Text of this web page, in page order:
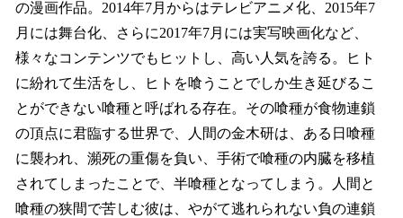
の漫画作品。2014年7月からはテレビアニメ化、2015年7
月には舞台化、さらに2017年7月には実写映画化など、
様々なコンテンツでもヒットし、高い人気を誇る。ヒト
に紛れて生活をし、ヒトを喰うことでしか生き延びるこ
とができない喰種と呼ばれる存在。その喰種が食物連鎖
の頂点に君臨する世界で、人間の金木研は、ある日喰種
に襲われ、瀕死の重傷を負い、手術で喰種の内臓を移植
されてしまったことで、半喰種となってしまう。人間と
喰種の狭間で苦しむ彼は、やがて逃れられない負の連鎖